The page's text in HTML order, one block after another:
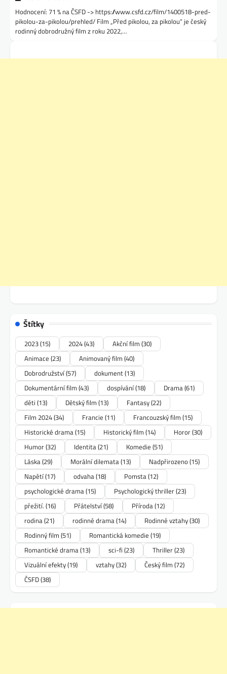
Hodnocení: 71 % na ČSFD -> https://www.csfd.cz/film/1400518-pred-
pikolou-za-pikolou/prehled/ Film „Před pikolou, za pikolou“ je český
rodinný dobrodružný film z roku 2022,…
Štítky
2023(15) 2024(43) Akční film (30)
Animace (23) Animovaný film (40)
Dobrodružství(57) dokument(13)
Dokumentární film (43) dospívání(18) Drama(61)
děti (13) Dětský film (13) Fantasy(22)
Film 2024(34) Francie (11) Francouzský film (15)
Historické drama(15) Historický film (14) Horor(30)
Humor(32) Identita(21) Komedie (51)
Láska(29) Morální dilemata(13) Nadpřirozeno(15)
Napětí(17) odvaha(18) Pomsta(12)
psychologické drama(15) Psychologický thriller(23)
přežití. (16) Přátelství(58) Příroda(12)
rodina(21) rodinné drama(14) Rodinné vztahy(30)
Rodinný film (51) Romantická komedie (19)
Romantické drama(13) sci-fi (23) Thriller(23)
Vizuální efekty(19) vztahy(32) Český film (72)
ČSFD(38)